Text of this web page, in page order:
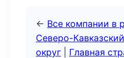
← Все компании в
Северо-
округ
Главная